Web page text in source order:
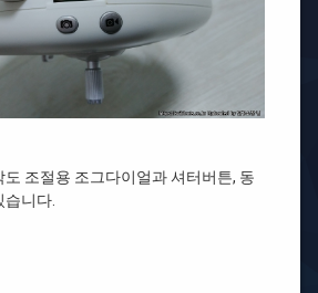
조절용 조그다이얼과 셔터버튼, 동
습니다.